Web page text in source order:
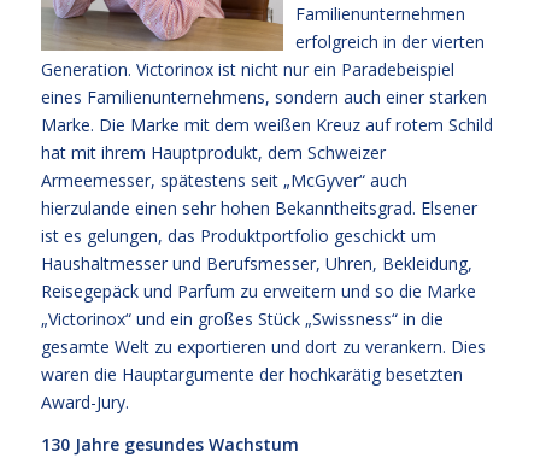
Familienunternehmen
erfolgreich in der vierten
Generation. Victorinox ist nicht nur ein Paradebeispiel
eines Familienunternehmens, sondern auch einer starken
Marke. Die Marke mit dem weißen Kreuz auf rotem Schild
hat mit ihrem Hauptprodukt, dem Schweizer
Armeemesser, spätestens seit „McGyver“ auch
hierzulande einen sehr hohen Bekanntheitsgrad. Elsener
ist es gelungen, das Produktportfolio geschickt um
Haushaltmesser und Berufsmesser, Uhren, Bekleidung,
Reisegepäck und Parfum zu erweitern und so die Marke
„Victorinox“ und ein großes Stück „Swissness“ in die
gesamte Welt zu exportieren und dort zu verankern. Dies
waren die Hauptargumente der hochkarätig besetzten
Award-Jury.
130 Jahre gesundes Wachstum